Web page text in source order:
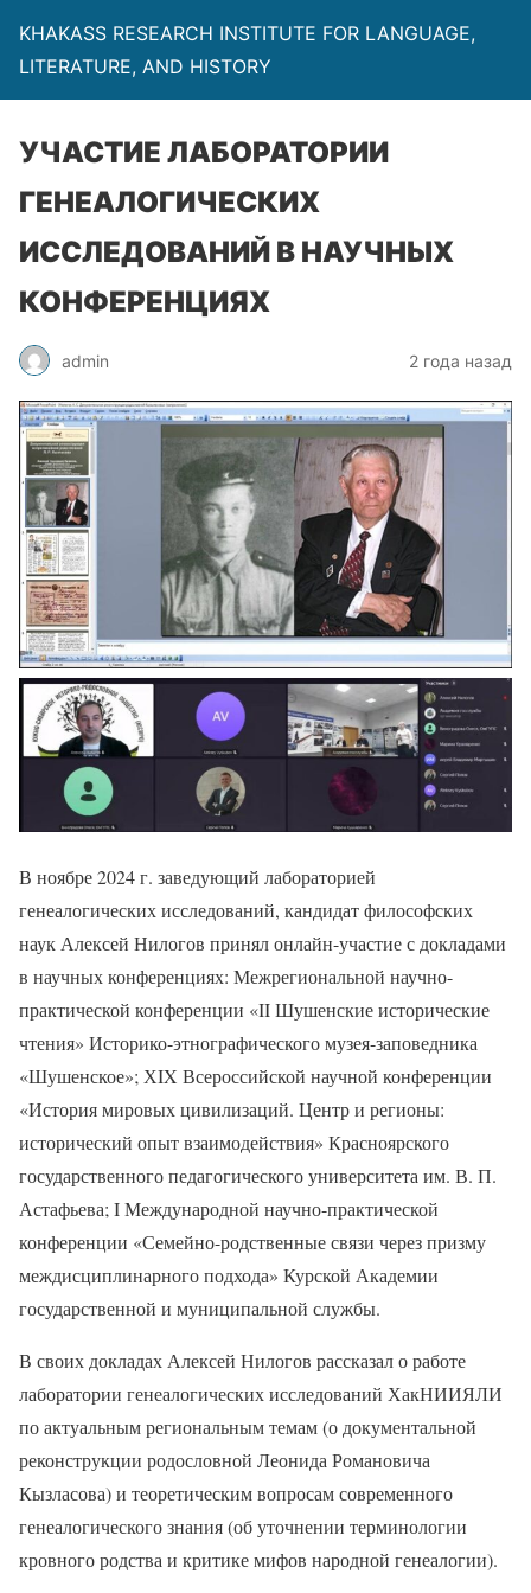
KHAKASS RESEARCH INSTITUTE FOR LANGUAGE,
LITERATURE, AND HISTORY
УЧАСТИЕ ЛАБОРАТОРИИ
ГЕНЕАЛОГИЧЕСКИХ
ИССЛЕДОВАНИЙ В НАУЧНЫХ
КОНФЕРЕНЦИЯХ
admin 2 года назад
В ноябре 2024 г. заведующий лабораторией
генеалогических исследований, кандидат философских
наук Алексей Нилогов принял онлайн-участие с докладами
в научных конференциях: Межрегиональной научно-
практической конференции «II Шушенские исторические
чтения» Историко-этнографического музея-заповедника
«Шушенское»; ХIX Всероссийской научной конференции
«История мировых цивилизаций. Центр и регионы:
исторический опыт взаимодействия» Красноярского
государственного педагогического университета им. В. П.
Астафьева; I Международной научно-практической
конференции «Семейно-родственные связи через призму
междисциплинарного подхода» Курской Академии
государственной и муниципальной службы.
В своих докладах Алексей Нилогов рассказал о работе
лаборатории генеалогических исследований ХакНИИЯЛИ
по актуальным региональным темам (о документальной
реконструкции родословной Леонида Романовича
Кызласова) и теоретическим вопросам современного
генеалогического знания (об уточнении терминологии
кровного родства и критике мифов народной генеалогии).